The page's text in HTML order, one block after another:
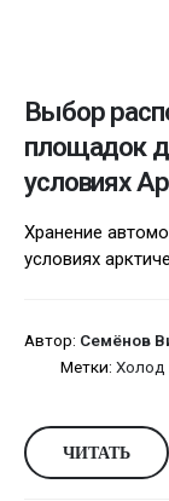
Выбор
площадок
условиях
Хранение
условиях
Автор: Семёнов
Метки: Холод
ЧИТАТЬ